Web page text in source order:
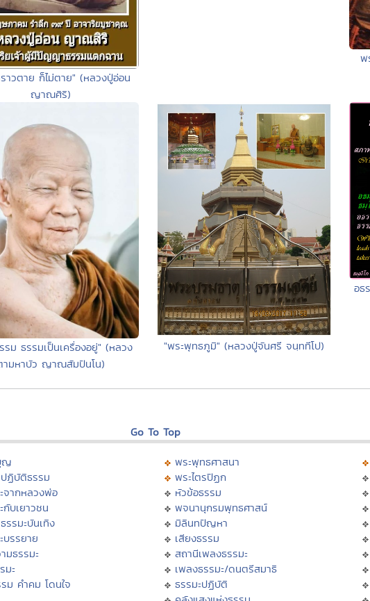
าวตาย ก็ไม่ตาย" (หลวงปู่อ่อน
ญาณศิริ)
พ
รม ธรรมเป็นเครื่องอยู่" (หลวง
ามหาบัว ญาณสัมปันโน)
"พระพุทธภูมิ" (หลวงปู่จันศรี จนฺททีโป)
อธ
Go To Top
ญ
ฏิบัติธรรม
จากหลวงพ่อ
กับเยาวชน
รรมะบันเทิง
บรรยาย
มธรรมะ
มะ
ม คำคม โดนใจ
พระพุทธศาสนา
พระไตรปิฏก
หัวข้อธรรม
พจนานุกรมพุทธศาสน์
มิลินทปัญหา
เสียงธรรม
สถานีเพลงธรรมะ
เพลงธรรมะ/ดนตรีสมาธิ
ธรรมะปฏิบัติ